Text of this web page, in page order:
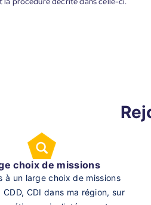
choix de missions
à un large choix de missions
CDD, CDI dans ma région, sur